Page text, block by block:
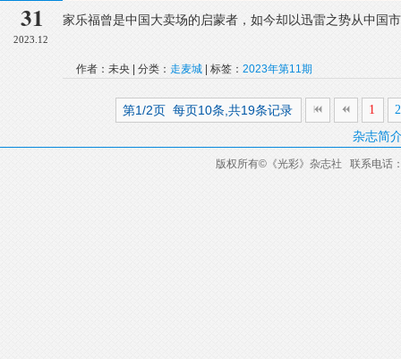
31
2023.12
家乐福曾是中国大卖场的启蒙者，如今却以迅雷之势从中国
作者：未央 | 分类： 走麦城 | 标签： 2023年第11期
第1/2页 每页10条,共19条记录 1 2
杂志简
版权所有© 《光彩》杂志社 联系电话